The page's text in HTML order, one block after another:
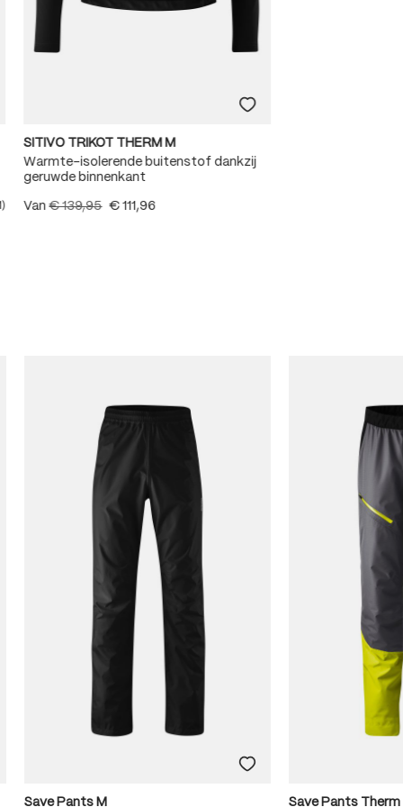
waardering van 5 van 5 sterren
SITIVO TRIKOT THERM M
Warmte-isolerende buitenstof dankzij
geruwde binnenkant
Van€ 139,95 € 111,96
Save Pants M Save Pants Therm